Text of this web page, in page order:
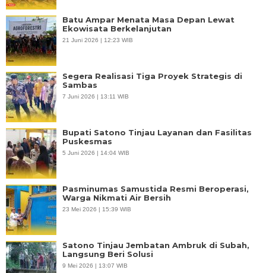
Batu Ampar Menata Masa Depan Lewat
Ekowisata Berkelanjutan
21 Juni 2026 | 12:23 WIB
Segera Realisasi Tiga Proyek Strategis di
Sambas
7 Juni 2026 | 13:11 WIB
Bupati Satono Tinjau Layanan dan Fasilitas
Puskesmas
5 Juni 2026 | 14:04 WIB
Pasminumas Samustida Resmi Beroperasi,
Warga Nikmati Air Bersih
23 Mei 2026 | 15:39 WIB
Satono Tinjau Jembatan Ambruk di Subah,
Langsung Beri Solusi
9 Mei 2026 | 13:07 WIB